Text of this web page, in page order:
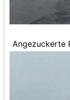
Angezuckerte